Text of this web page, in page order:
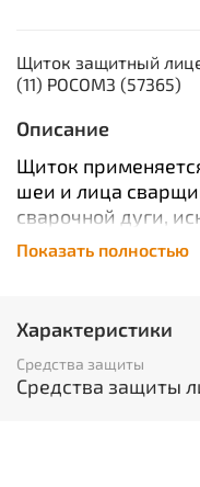
Щиток защитный
(11) РОСОМЗ (57365)
Описание
Щиток
шеи и лица
сварочной дуги,
металла. Корпус
температурам,
расплавленного
Минимальная
позвоночника;
щитка как по
Показать полностью
Характеристики
Средства защиты
Средства защиты